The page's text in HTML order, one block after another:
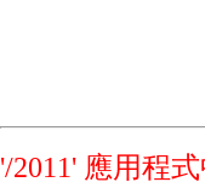
'/2011' 應用程